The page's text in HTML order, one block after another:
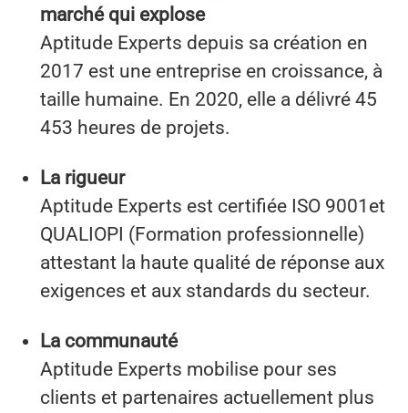
marché qui explose
Aptitude Experts depuis sa création en
2017 est une entreprise en croissance, à
taille humaine. En 2020, elle a délivré 45
453 heures de projets.
La rigueur
Aptitude Experts est certifiée ISO 9001et
QUALIOPI (Formation professionnelle)
attestant la haute qualité de réponse aux
exigences et aux standards du secteur.
La communauté
Aptitude Experts mobilise pour ses
clients et partenaires actuellement plus